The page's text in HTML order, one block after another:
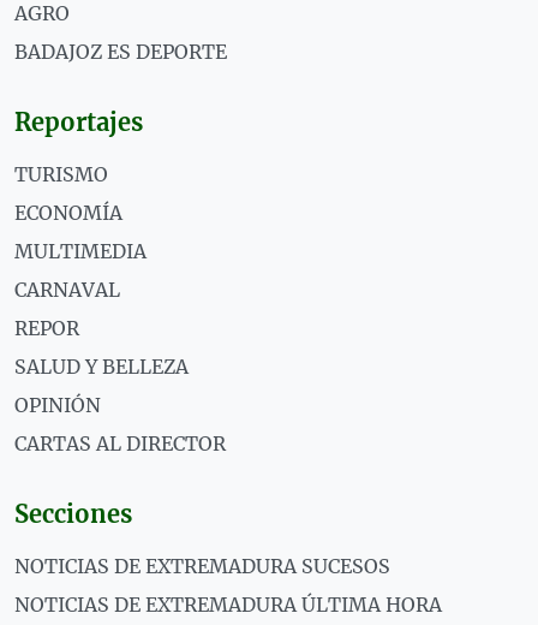
AGRO
BADAJOZ ES DEPORTE
Reportajes
TURISMO
ECONOMÍA
MULTIMEDIA
CARNAVAL
REPOR
SALUD Y BELLEZA
OPINIÓN
CARTAS AL DIRECTOR
Secciones
NOTICIAS DE EXTREMADURA SUCESOS
NOTICIAS DE EXTREMADURA ÚLTIMA HORA